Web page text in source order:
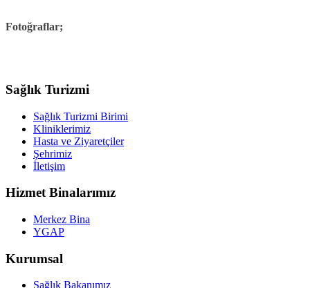
Fotoğraflar;
Sağlık Turizmi
Sağlık Turizmi Birimi
Kliniklerimiz
Hasta ve Ziyaretçiler
Şehrimiz
İletişim
Hizmet Binalarımız
Merkez Bina
YGAP
Kurumsal
Sağlık Bakanımız